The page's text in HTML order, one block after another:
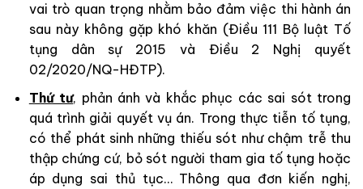
vai trò quan trọng nhằm bảo đảm việc thi hành án
sau này không gặp khó khăn (Điều 111 Bộ luật Tố
tụng dân sự 2015 và Điều 2 Nghị quyết
02/2020/NQ-HĐTP).
Thứ tư, phản ánh và khắc phục các sai sót trong
quá trình giải quyết vụ án. Trong thực tiễn tố tụng,
có thể phát sinh những thiếu sót như chậm trễ thu
thập chứng cứ, bỏ sót người tham gia tố tụng hoặc
áp dụng sai thủ tục… Thông qua đơn kiến nghị,